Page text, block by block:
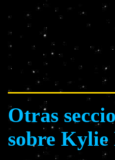
Otras
sobre Kylie